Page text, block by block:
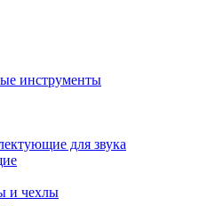
инструменты
для звука
и чехлы